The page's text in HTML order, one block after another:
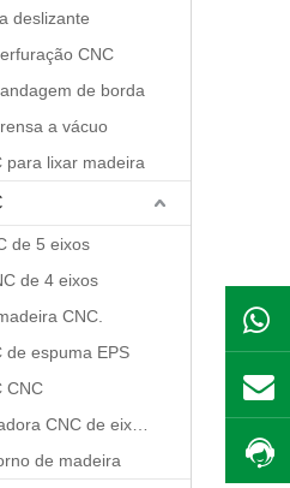
deslizante
CNC
de borda
a vácuo
para lixar madeira
de 5 eixos
de 4 eixos
CNC.
de espuma EPS
CNC
de madeira